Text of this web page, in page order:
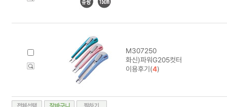
M307250
화신)파워G205컷터
이용후기(4)